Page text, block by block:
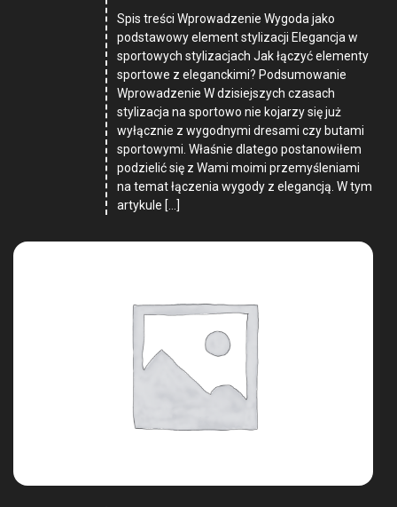
Spis treści Wprowadzenie Wygoda jako
podstawowy element stylizacji Elegancja w
sportowych stylizacjach Jak łączyć elementy
sportowe z eleganckimi? Podsumowanie
Wprowadzenie W dzisiejszych czasach
stylizacja na sportowo nie kojarzy się już
wyłącznie z wygodnymi dresami czy butami
sportowymi. Właśnie dlatego postanowiłem
podzielić się z Wami moimi przemyśleniami
na temat łączenia wygody z elegancją. W tym
artykule […]